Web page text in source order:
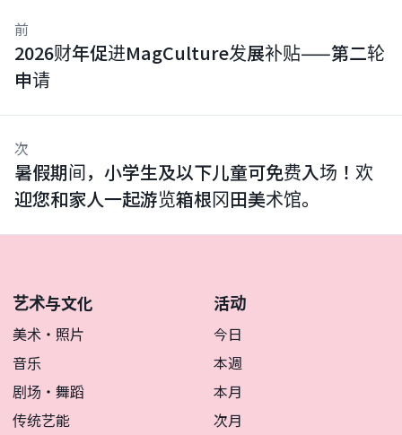
前
2026财年促进MagCulture发展补贴——第二轮
申请
次
暑假期间，小学生及以下儿童可免费入场！欢
迎您和家人一起游览箱根冈田美术馆。
艺术与文化
美术・照片
音乐
剧场・舞蹈
传统艺能
活动
今日
本週
本月
次月